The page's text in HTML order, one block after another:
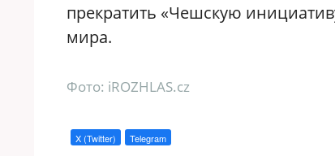
прекратить «Чешскую
мира.
Фото: iROZHLAS.cz
X (Twitter) Telegram